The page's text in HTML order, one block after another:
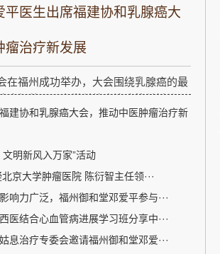
平医生出席福建协和乳腺癌大
瘤治疗新发展
在福州成功举办，大会围绕乳腺癌的最
疗规范以及多学科综合治疗等关键议题
建省乳腺癌诊疗领域的专业人士提供了
，受邀参加了此次盛会。在会议期间，
建协和乳腺癌大会，推动中医肿瘤治疗新
明新风入万家”活动
京大学肿瘤医院 陈衍智主任领···
响力广泛，福州御和堂邓爱平参与···
医结合心血管病进展学习班分享中···
息治疗专委会邀请福州御和堂邓爱···